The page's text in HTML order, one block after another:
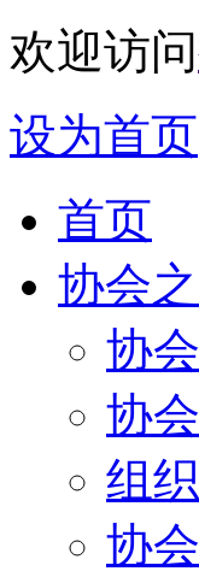
欢迎访问
设为首页
首页
协会
协
协
组
协